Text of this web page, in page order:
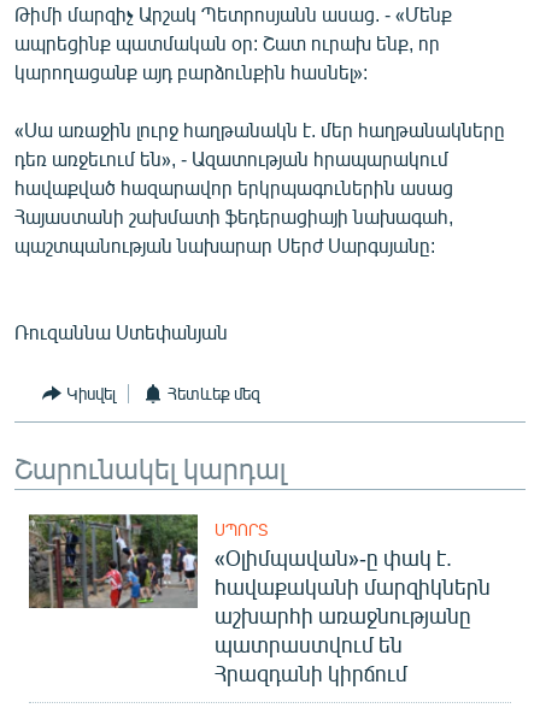
ՓՈԴՔԱՍԹ
English
Русский
ՀԵՏԵՎԵՔ ՄԵԶ
«Ազատության» բոլոր կայքերը
Թիմի մարզիչ Արշակ Պետրոսյանն ասաց. - «Մենք
ապրեցինք պատմական օր: Շատ ուրախ ենք, որ
կարողացանք այդ բարձունքին հասնել»:
«Սա առաջին լուրջ հաղթանակն է. մեր հաղթանակները
դեռ առջեւում են», - Ազատության հրապարակում
հավաքված հազարավոր երկրպագուներին ասաց
Հայաստանի շախմատի ֆեդերացիայի նախագահ,
պաշտպանության նախարար Սերժ Սարգսյանը:
Ռուզաննա Ստեփանյան
Կիսվել Հետևեք մեզ
Շարունակել կարդալ
ՍՊՈՐՏ
«Օլիմպավան»-ը փակ է.
հավաքականի մարզիկներն
աշխարհի առաջնությանը
պատրաստվում են
Հրազդանի կիրճում